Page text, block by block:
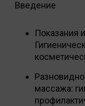
Введение
Показания
массажа: